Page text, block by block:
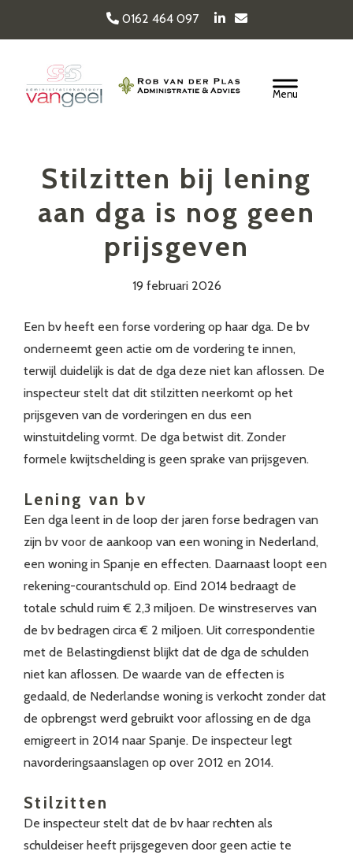
hoofd
inhoud
0162 464 097
Van Geel & van der
Header
Stilzitten bij lening
aan dga is nog geen
prijsgeven
19 februari 2026
Een bv heeft een forse vordering op haar dga. De bv
onderneemt geen actie om de vordering te innen,
terwijl duidelijk is dat de dga deze niet kan aflossen. De
inspecteur stelt dat dit stilzitten neerkomt op het
prijsgeven van de vorderingen en dus een
winstuitdeling vormt. De dga betwist dit. Zonder
formele kwijtschelding is geen sprake van prijsgeven.
Lening van bv
Een dga leent in de loop der jaren forse bedragen van
zijn bv voor de aankoop van een woning in Nederland,
een woning in Spanje en effecten. Daarnaast loopt een
rekening-courantschuld op. Eind 2014 bedraagt de
totale schuld ruim € 2,3 miljoen. De winstreserves van
de bv bedragen circa € 2 miljoen. Uit correspondentie
met de Belastingdienst blijkt dat de dga de schulden
niet kan aflossen. De waarde van de effecten is
gedaald, de Nederlandse woning is verkocht zonder dat
de opbrengst werd gebruikt voor aflossing en de dga
emigreert in 2014 naar Spanje. De inspecteur legt
navorderingsaanslagen op over 2012 en 2014.
Stilzitten
De inspecteur stelt dat de bv haar rechten als
schuldeiser heeft prijsgegeven door geen actie te